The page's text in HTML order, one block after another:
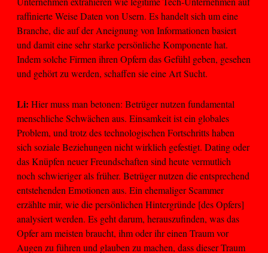
raffinierte Weise Daten von Usern. Es handelt sich um eine
Branche, die auf der Aneignung von Informationen basiert
und damit eine sehr starke persönliche Komponente hat.
Indem solche Firmen ihren Opfern das Gefühl geben, gesehen
und gehört zu werden, schaffen sie eine Art Sucht.
Li: Hier muss man betonen: Betrüger nutzen fundamental
menschliche Schwächen aus. Einsamkeit ist ein globales
Problem, und trotz des technologischen Fortschritts haben
sich soziale Beziehungen nicht wirklich gefestigt. Dating oder
das Knüpfen neuer Freundschaften sind heute vermutlich
noch schwieriger als früher. Betrüger nutzen die entsprechend
entstehenden Emotionen aus. Ein ehemaliger Scammer
erzählte mir, wie die persönlichen Hintergründe [des Opfers]
analysiert werden. Es geht darum, herauszufinden, was das
Opfer am meisten braucht, ihm oder ihr einen Traum vor
Augen zu führen und glauben zu machen, dass dieser Traum